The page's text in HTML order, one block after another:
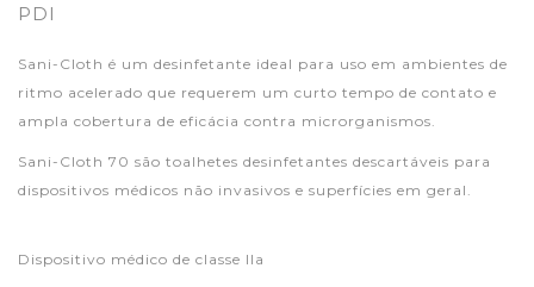
PDI
Sani-Cloth é um desinfetante ideal para uso em ambientes de
ritmo acelerado que requerem um curto tempo de contato e
ampla cobertura de eficácia contra microrganismos.
Sani-Cloth 70 são toalhetes desinfetantes descartáveis ​​para
dispositivos médicos não invasivos e superfícies em geral.
Dispositivo médico de classe IIa